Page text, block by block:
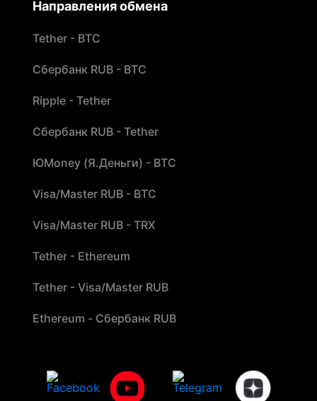
Направления обмена
Tether - BTC
Сбербанк RUB - BTC
Ripple - Tether
Сбербанк RUB - Tether
ЮMoney (Я.Деньги) - BTC
Visa/Master RUB - BTC
Visa/Master RUB - TRX
Tether - Ethereum
Tether - Visa/Master RUB
Ethereum - Сбербанк RUB